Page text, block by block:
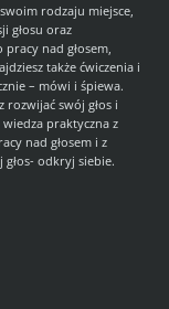
rodzaju miejsce,
głosu oraz
nad głosem,
także ćwiczenia i
– mówi i śpiewa.
rozwijać swój głos i
praktyczna z
nad głosem i z
głos- odkryj siebie.